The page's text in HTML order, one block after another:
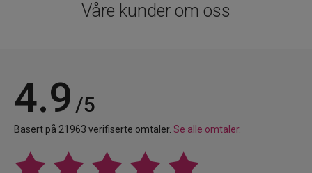
Våre kunder om oss
4.9 /5
Basert på 21963 verifiserte omtaler. Se alle omtaler.